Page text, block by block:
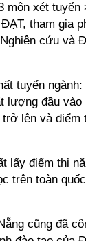
môn xét tuyển
tham gia
cứu và
tuyển
lượng đầu vào
lên và điểm
lấy điểm thi
trên toàn
cũng đã